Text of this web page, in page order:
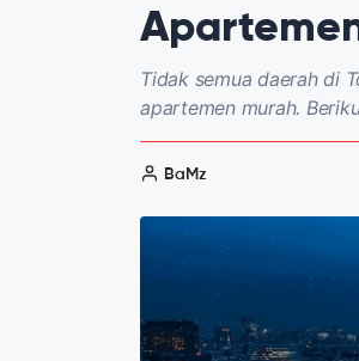
Tidak semua daerah di
apartemen murah.
BaMz